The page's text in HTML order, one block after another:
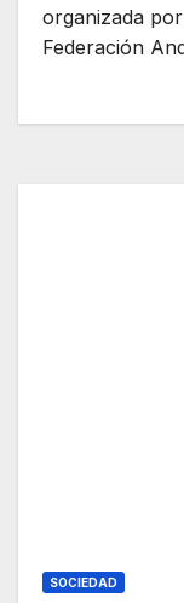
organizada
Federación
SOCIEDAD